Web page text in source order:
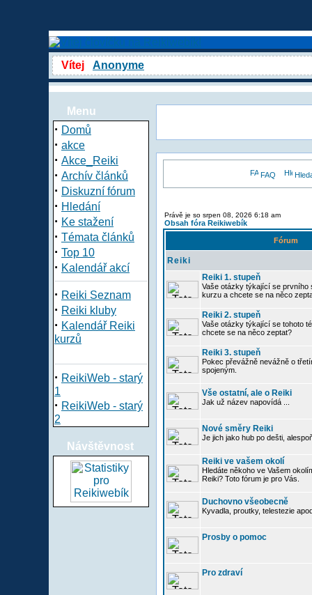
Vítej Anonyme
Menu
· Domů
· akce
· Akce_Reiki
· Archív článků
· Diskuzní fórum
· Hledání
· Ke stažení
· Témata článků
· Top 10
· Kalendář akcí
· Reiki Seznam
· Reiki kluby
· Kalendář Reiki
kurzů
· ReikiWeb - starý
1
· ReikiWeb - starý
2
Návštěvnost
FAQ
Právě je so srpen 08, 2026 6:18 am
Obsah fóra Reikiwebík
Fórum
Reiki
Reiki 1. stupeň
Vaše otázky týkající se prvního
kurzu a chcete se na něco
Reiki 2. stupeň
Vaše otázky týkající se tohoto
chcete se na něco zeptat?
Reiki 3. stupeň
Pokec převážně nevážně o
spojeným.
Vše ostatní, ale o Reiki
Jak už název napovídá ...
Nové směry Reiki
Je jich jako hub po dešti,
Reiki ve vašem okolí
Hledáte někoho ve Vašem
Reiki? Toto fórum je pro Vás.
Duchovno všeobecně
Kyvadla, proutky, telestezie
Prosby o pomoc
Pro zdraví